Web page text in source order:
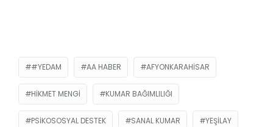
#YEDAM AA HABER AFYONKARAHISAR
HIKMET MENGI KUMAR BAĞIMLILIĞI
PSIKOSOSYAL DESTEK SANAL KUMAR YEŞILAY